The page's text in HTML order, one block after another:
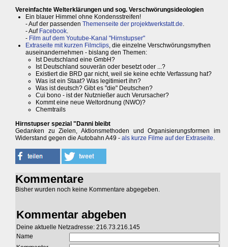
Vereinfachte Welterklärungen und sog. Verschwörungsideologien
Ein blauer Himmel ohne Kondensstreifen!
- Auf der passenden Themenseite der projektwerkstatt.de.
- Auf Facebook.
- Film auf dem Youtube-Kanal "Hirnstupser"
Extraseite mit kurzen Filmclips, die einzelne Verschwörungsmythen
auseinandernehmen - bislang den Themen:
Ist Deutschland eine GmbH?
Ist Deutschland souverän oder besetzt oder ...?
Existiert die BRD gar nicht, weil sie keine echte Verfassung hat?
Was ist ein Staat? Was legitimiert ihn?
Was ist deutsch? Gibt es "die" Deutschen?
Cui bono - ist der Nutznießer auch Verursacher?
Kommt eine neue Weltordnung (NWO)?
Chemtrails
Hirnstupser spezial "Danni bleibt
Gedanken zu Zielen, Aktionsmethoden und Organisierungsformen im
Widerstand gegen die Autobahn A49 - als kurze Filme auf der Extraseite.
Kommentare
Bisher wurden noch keine Kommentare abgegeben.
Kommentar abgeben
Deine aktuelle Netzadresse: 216.73.216.145
Name